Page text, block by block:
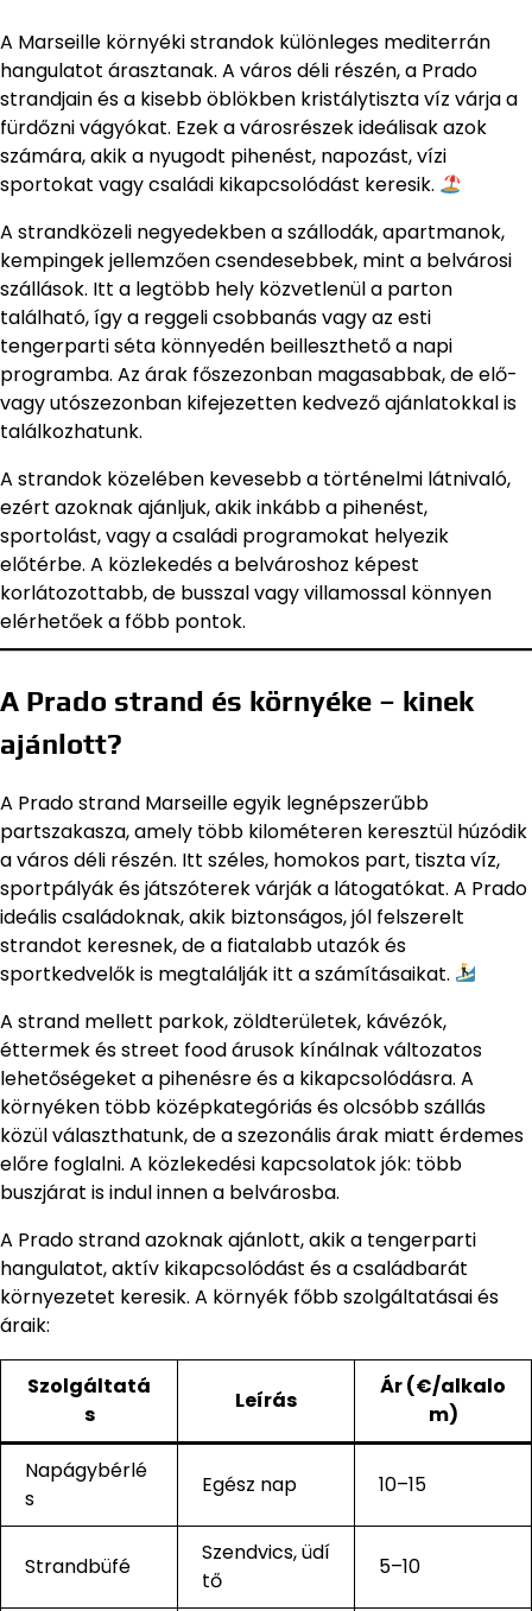
A Marseille környéki strandok különleges mediterrán
hangulatot árasztanak. A város déli részén, a Prado
strandjain és a kisebb öblökben kristálytiszta víz várja a
fürdőzni vágyókat. Ezek a városrészek ideálisak azok
számára, akik a nyugodt pihenést, napozást, vízi
sportokat vagy családi kikapcsolódást keresik.
A strandközeli negyedekben a szállodák, apartmanok,
kempingek jellemzően csendesebbek, mint a belvárosi
szállások. Itt a legtöbb hely közvetlenül a parton
található, így a reggeli csobbanás vagy az esti
tengerparti séta könnyedén beilleszthető a napi
programba. Az árak főszezonban magasabbak, de elő-
vagy utószezonban kifejezetten kedvező ajánlatokkal is
találkozhatunk.
A strandok közelében kevesebb a történelmi látnivaló,
ezért azoknak ajánljuk, akik inkább a pihenést,
sportolást, vagy a családi programokat helyezik
előtérbe. A közlekedés a belvároshoz képest
korlátozottabb, de busszal vagy villamossal könnyen
elérhetőek a főbb pontok.
A Prado strand és környéke – kinek
ajánlott?
A Prado strand Marseille egyik legnépszerűbb
partszakasza, amely több kilométeren keresztül húzódik
a város déli részén. Itt széles, homokos part, tiszta víz,
sportpályák és játszóterek várják a látogatókat. A Prado
ideális családoknak, akik biztonságos, jól felszerelt
strandot keresnek, de a fiatalabb utazók és
sportkedvelők is megtalálják itt a számításaikat.
A strand mellett parkok, zöldterületek, kávézók,
éttermek és street food árusok kínálnak változatos
lehetőségeket a pihenésre és a kikapcsolódásra. A
környéken több középkategóriás és olcsóbb szállás
közül választhatunk, de a szezonális árak miatt érdemes
előre foglalni. A közlekedési kapcsolatok jók: több
buszjárat is indul innen a belvárosba.
A Prado strand azoknak ajánlott, akik a tengerparti
hangulatot, aktív kikapcsolódást és a családbarát
környezetet keresik. A környék főbb szolgáltatásai és
áraik:
Szolgáltatá
s
Leírás
Ár (€/alkalo
m)
Napágybérlé
s
Egész nap 10–15
Strandbüfé
Szendvics, üdí
tő
5–10